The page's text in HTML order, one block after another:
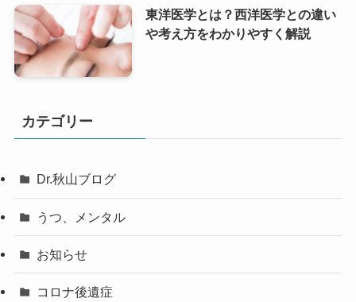
東洋医学とは？西洋医学との違い
や考え方をわかりやすく解説
カテゴリー
Dr.秋山ブログ
うつ、メンタル
お知らせ
コロナ後遺症